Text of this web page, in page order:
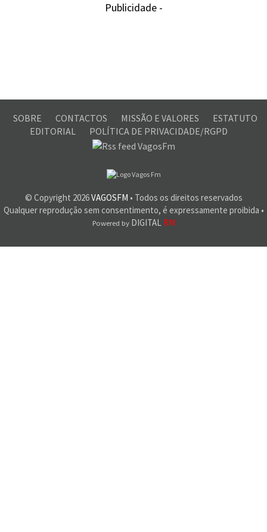
Publicidade -
SOBRE CONTACTOS MISSÃO E VALORES
ESTATUTO
EDITORIAL
POLÍTICA DE PRIVACIDADE/RGPD
© Copyright 2026VAGOSFM • Todos os direitos reservados
Qualquer reprodução sem consentimento, é expressamente proibida •
Powered byDIGITAL RM